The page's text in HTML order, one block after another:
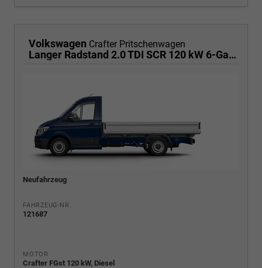
Volkswagen Crafter Pritschenwagen
Langer Radstand 2.0 TDI SCR 120 kW 6-Gang, Heckantrieb, Klima
Neufahrzeug
FAHRZEUG-NR.
121687
MOTOR
Crafter FGst 120 kW, Diesel